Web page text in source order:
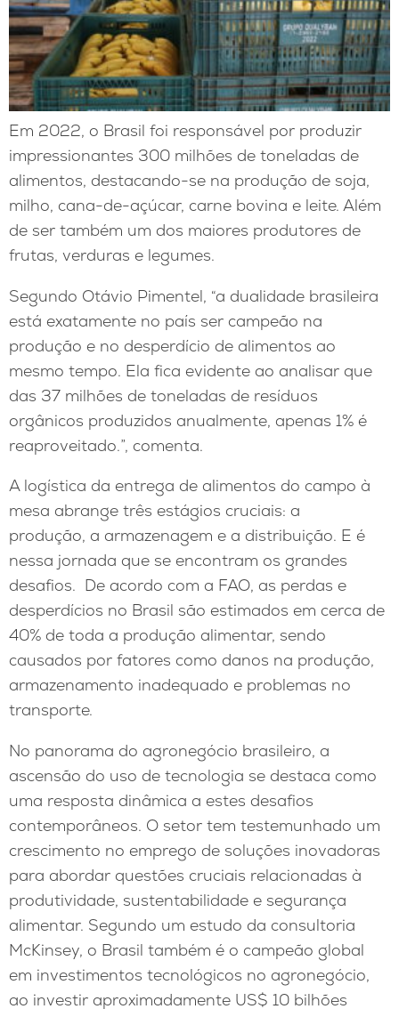
Em 2022, o Brasil foi responsável por produzir
impressionantes 300 milhões de toneladas de
alimentos, destacando-se na produção de soja,
milho, cana-de-açúcar, carne bovina e leite. Além
de ser também um dos maiores produtores de
frutas, verduras e legumes.
Segundo Otávio Pimentel, “a dualidade brasileira
está exatamente no país ser campeão na
produção e no desperdício de alimentos ao
mesmo tempo. Ela fica evidente ao analisar que
das 37 milhões de toneladas de resíduos
orgânicos produzidos anualmente, apenas 1% é
reaproveitado.”, comenta.
A logística da entrega de alimentos do campo à
mesa abrange três estágios cruciais: a
produção, a armazenagem e a distribuição. E é
nessa jornada que se encontram os grandes
desafios. De acordo com a FAO, as perdas e
desperdícios no Brasil são estimados em cerca de
40% de toda a produção alimentar, sendo
causados por fatores como danos na produção,
armazenamento inadequado e problemas no
transporte.
No panorama do agronegócio brasileiro, a
ascensão do uso de tecnologia se destaca como
uma resposta dinâmica a estes desafios
contemporâneos. O setor tem testemunhado um
crescimento no emprego de soluções inovadoras
para abordar questões cruciais relacionadas à
produtividade, sustentabilidade e segurança
alimentar. Segundo um estudo da consultoria
McKinsey, o Brasil também é o campeão global
em investimentos tecnológicos no agronegócio,
ao investir aproximadamente US$ 10 bilhões